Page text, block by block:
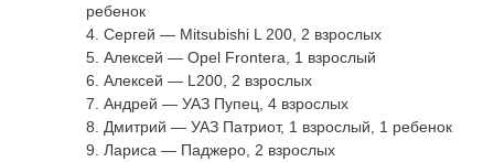
ребенок
4. Сергей — Mitsubishi L 200, 2 взрослых
5. Алексей — Opel Frontera, 1 взрослый
6. Алексей — L200, 2 взрослых
7. Андрей — УАЗ Пупец, 4 взрослых
8. Дмитрий — УАЗ Патриот, 1 взрослый, 1 ребенок
9. Лариса — Паджеро, 2 взрослых